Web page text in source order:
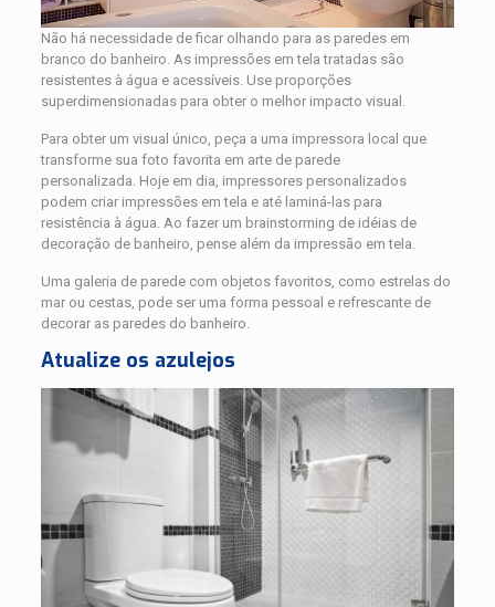
Não há necessidade de ficar olhando para as paredes em
branco do banheiro. As impressões em tela tratadas são
resistentes à água e acessíveis. Use proporções
superdimensionadas para obter o melhor impacto visual.
Para obter um visual único, peça a uma impressora local que
transforme sua foto favorita em arte de parede
personalizada. Hoje em dia, impressores personalizados
podem criar impressões em tela e até laminá-las para
resistência à água. Ao fazer um brainstorming de idéias de
decoração de banheiro, pense além da impressão em tela.
Uma galeria de parede com objetos favoritos, como estrelas do
mar ou cestas, pode ser uma forma pessoal e refrescante de
decorar as paredes do banheiro.
Atualize os azulejos